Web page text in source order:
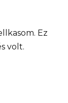
Ez
volt.